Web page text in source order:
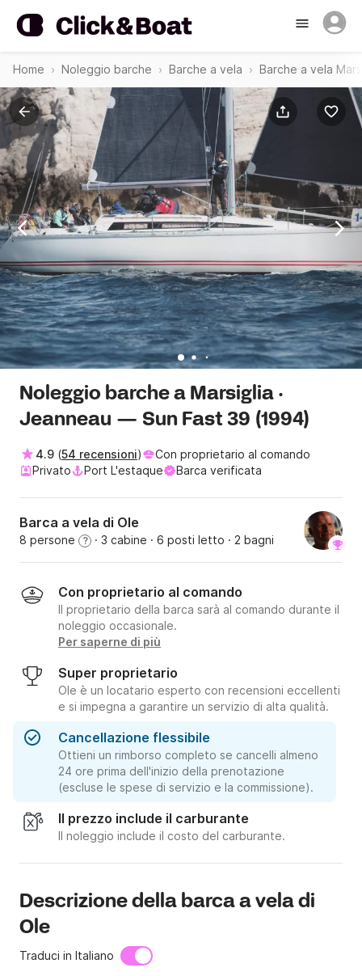
Home Noleggio barche Barche a vela Barche a vela
Noleggio barche a Marsiglia ·
Jeanneau — Sun Fast 39 (1994)
4.9 (54 recensioni)
Con proprietario al comando
Privato
Port L'estaque Barca verificata
Barca a vela di Ole
8 persone ? · 3 cabine · 6 posti letto · 2 bagni
Con proprietario al comando
Il proprietario della barca sarà al comando durante il
noleggio occasionale.
Per saperne di più
Super proprietario
Ole è un locatario esperto con recensioni eccellenti
e si impegna a garantire un servizio di alta qualità.
Cancellazione flessibile
Ottieni un rimborso completo se cancelli almeno
24 ore prima dell'inizio della prenotazione
(escluse le spese di servizio e la commissione).
Il prezzo include il carburante
Il noleggio include il costo del carburante.
Descrizione della barca a vela di
Ole
Traduci in Italiano